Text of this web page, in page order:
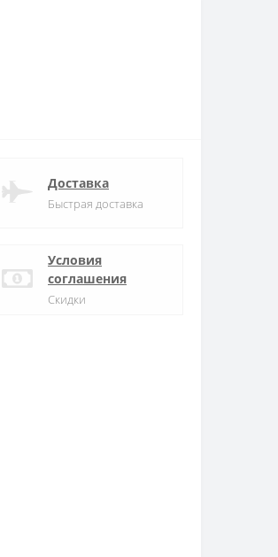
Доставка
Быстрая доставка
Условия
соглашения
Скидки